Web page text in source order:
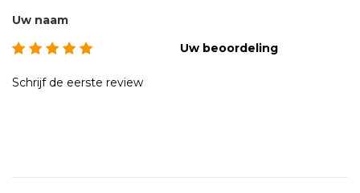
Uw naam
Uw beoordeling
Schrijf de eerste review